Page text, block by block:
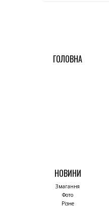
ГОЛОВНА
НОВИНИ
Змагання
Фото
Різне